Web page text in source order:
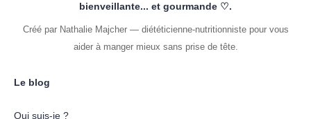
bienveillante... et gourmande ♡.
Créé par Nathalie Majcher — diététicienne-nutritionniste pour vous
aider à manger mieux sans prise de tête.
Le blog
Qui suis-je ?